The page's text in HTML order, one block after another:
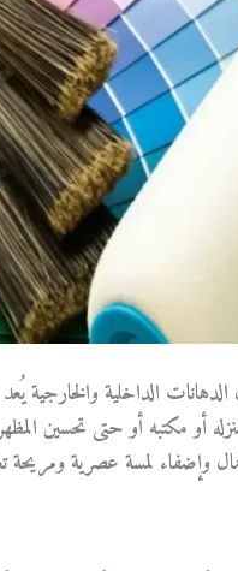
الداخلية
أو مكتبه أو حتى تحسين
وإضفاء لمسة عصرية